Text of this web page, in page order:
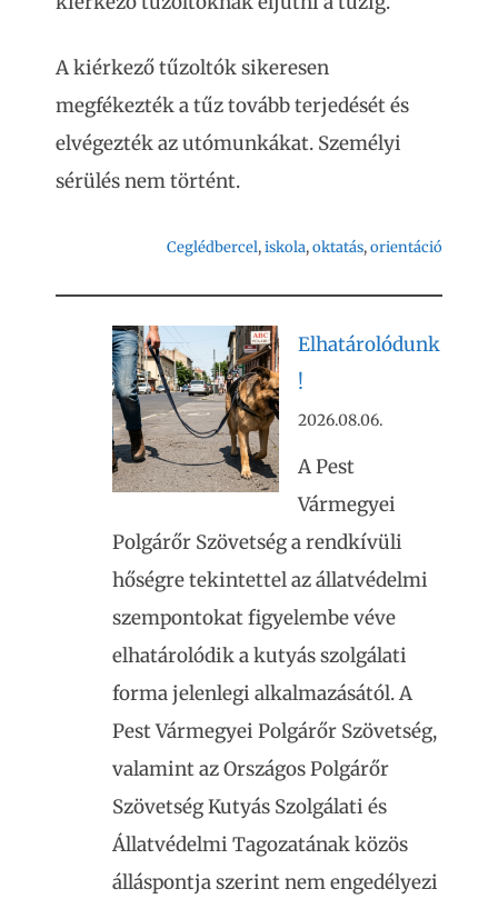
A kiérkező tűzoltók sikeresen
megfékezték a tűz tovább terjedését és
elvégezték az utómunkákat. Személyi
sérülés nem történt.
Ceglédbercel, iskola, oktatás, orientáció
Elhatárolódunk
!
2026.08.06.
A Pest
Vármegyei
Polgárőr Szövetség a rendkívüli
hőségre tekintettel az állatvédelmi
szempontokat figyelembe véve
elhatárolódik a kutyás szolgálati
forma jelenlegi alkalmazásától. A
Pest Vármegyei Polgárőr Szövetség,
valamint az Országos Polgárőr
Szövetség Kutyás Szolgálati és
Állatvédelmi Tagozatának közös
álláspontja szerint nem engedélyezi